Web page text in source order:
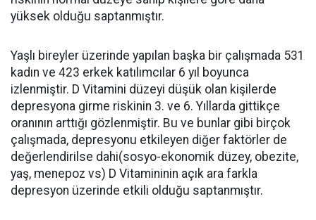
yüksek olduğu saptanmıştır.
Yaşlı bireyler üzerinde yapılan başka bir çalışmada 531
kadın ve 423 erkek katılımcılar 6 yıl boyunca
izlenmiştir. D Vitamini düzeyi düşük olan kişilerde
depresyona girme riskinin 3. ve 6. Yıllarda gittikçe
oranının arttığı gözlenmiştir. Bu ve bunlar gibi birçok
çalışmada, depresyonu etkileyen diğer faktörler de
değerlendirilse dahi(sosyo-ekonomik düzey, obezite,
yaş, menepoz vs) D Vitamininin açık ara farkla
depresyon üzerinde etkili olduğu saptanmıştır.